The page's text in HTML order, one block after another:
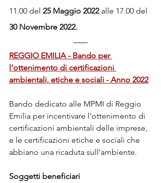
11.00 del 25 Maggio 2022 alle 17.00 del
30 Novembre 2022.
REGGIO EMILIA - Bando per
l’ottenimento di certificazioni
ambientali, etiche e sociali - Anno 2022
Bando dedicato alle MPMI di Reggio
Emilia per incentivare l'ottenimento di
certificazioni ambientali delle imprese,
e le certificazioni etiche e sociali che
abbiano una ricaduta sull’ambiente.
Soggetti beneficiari